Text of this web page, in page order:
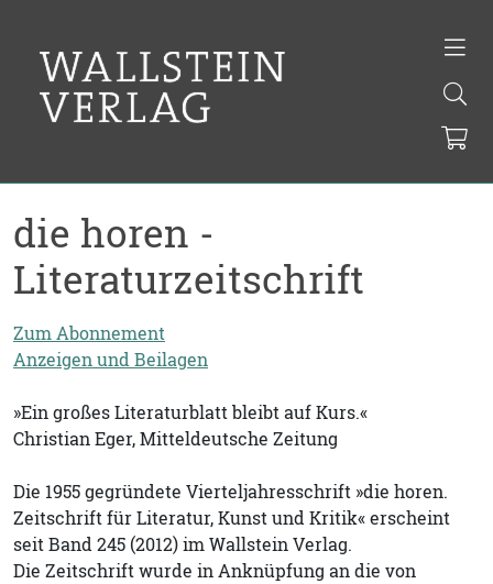
die horen -
Literaturzeitschrift
Zum Abonnement
Anzeigen und Beilagen
»Ein großes Literaturblatt bleibt auf Kurs.«
Christian Eger, Mitteldeutsche Zeitung
Die 1955 gegründete Vierteljahresschrift »die horen.
Zeitschrift für Literatur, Kunst und Kritik« erscheint
seit Band 245 (2012) im Wallstein Verlag.
Die Zeitschrift wurde in Anknüpfung an die von